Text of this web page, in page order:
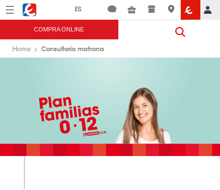
Menú Eroski
COMPRA ONLINE
Home Consultorio matrona